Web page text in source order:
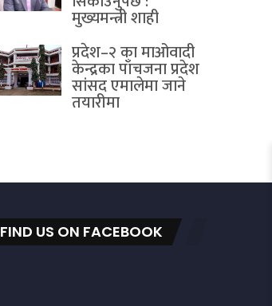
मुख्यमन्त्री शाही
प्रदेश–२ का माओवादी
केन्द्रका पाँचजना प्रदेश
सांसद एमालेमा जाने
तयारीमा
FIND US ON FACEBOOK